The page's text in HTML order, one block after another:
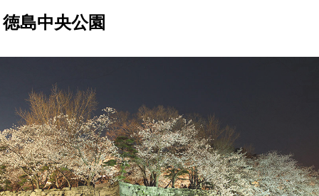
徳島中央公園